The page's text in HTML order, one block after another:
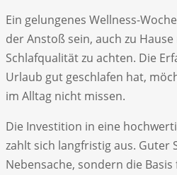
Ein gelungenes Wellness-
der Anstoß sein, auch zu
Schlafqualität zu achten. Die
Urlaub gut geschlafen hat,
im Alltag nicht missen.
Die Investition in eine
zahlt sich langfristig aus. Guter
Nebensache, sondern die